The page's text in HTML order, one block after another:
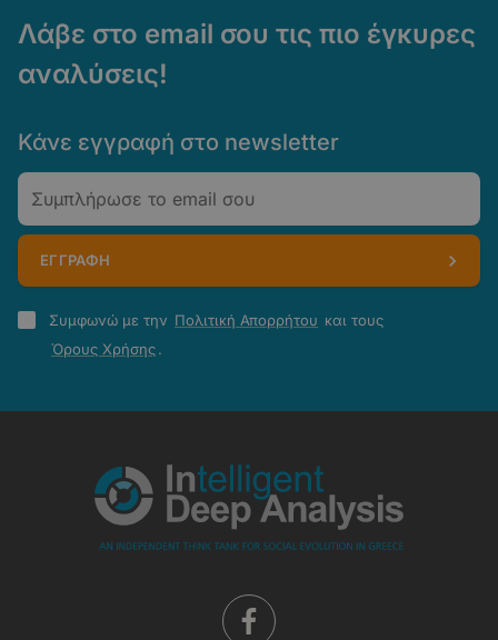
Λάβε στο email σου τις πιο έγκυρες
αναλύσεις!
Κάνε εγγραφή στο newsletter
Email
ΕΓΓΡΑΦΗ
Πολιτική
Απορρήτου
Συμφωνώ με την Πολιτική Απορρήτου και τους
Όρους Χρήσης.